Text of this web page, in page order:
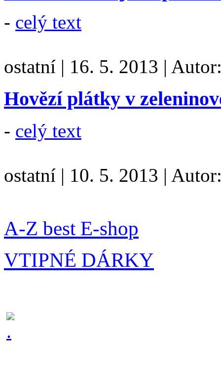
- celý text
ostatní | 16. 5. 2013 |
Hovězí plátky v
- celý text
ostatní | 10. 5. 2013 |
A-Z best E-shop
VTIPNÉ DÁRKY